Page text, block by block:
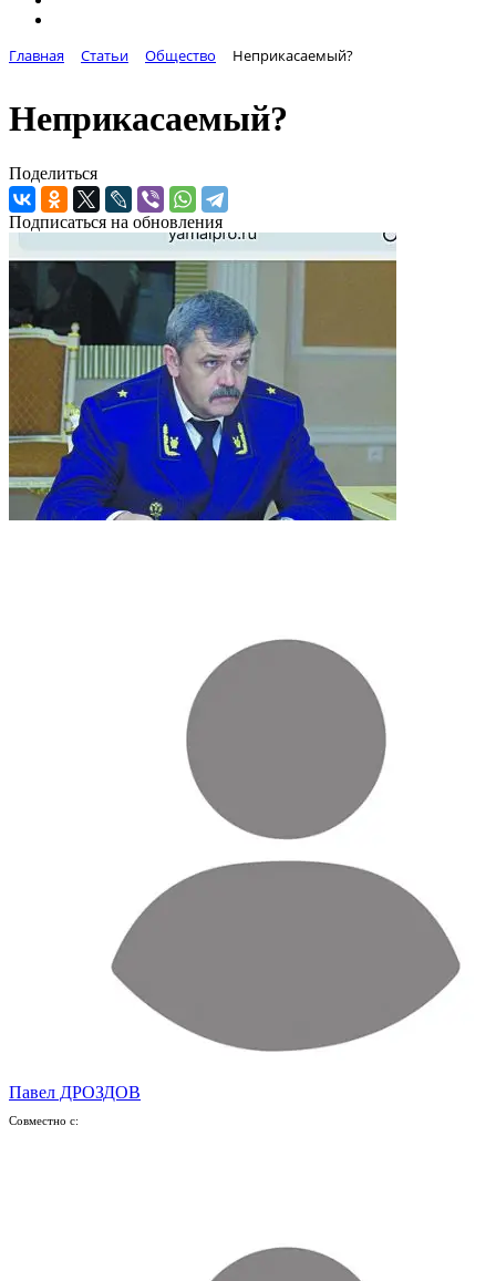
Главная Статьи Общество Неприкасаемый?
Неприкасаемый?
Поделиться
Подписаться на обновления
Павел ДРОЗДОВ
Совместно с: